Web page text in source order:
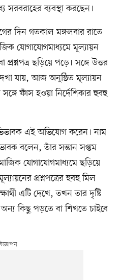
সরবরাহের ব্যবস্থা করছেন।
দিন গতকাল মঙ্গলবার রাতে
যোগাযোগমাধ্যমে মূল্যায়ন
প্রশ্নপত্র ছড়িয়ে পড়ে। সঙ্গে উত্তর
যায়, আজ অনুষ্ঠিত মূল্যায়ন
সঙ্গে ফাঁস হওয়া নির্দেশিকার হুবহু
এই অভিযোগ করেন। নাম
বলেন, তাঁর সন্তান সপ্তম
যোগাযোগমাধ্যমে ছড়িয়ে
প্রশ্নপত্রের হুবহু মিল
এটি দেখে, তখন তার দৃষ্টি
কিছু পড়তে বা শিখতে চাইবে